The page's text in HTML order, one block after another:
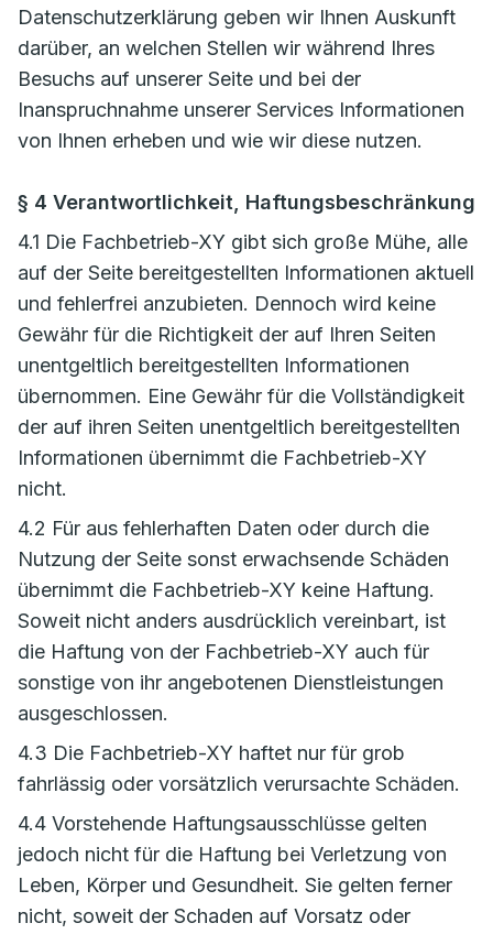
Datenschutzerklärung geben wir Ihnen Auskunft
darüber, an welchen Stellen wir während Ihres
Besuchs auf unserer Seite und bei der
Inanspruchnahme unserer Services Informationen
von Ihnen erheben und wie wir diese nutzen.
§ 4 Verantwortlichkeit, Haftungsbeschränkung
4.1 Die Fachbetrieb-XY gibt sich große Mühe, alle
auf der Seite bereitgestellten Informationen aktuell
und fehlerfrei anzubieten. Dennoch wird keine
Gewähr für die Richtigkeit der auf Ihren Seiten
unentgeltlich bereitgestellten Informationen
übernommen. Eine Gewähr für die Vollständigkeit
der auf ihren Seiten unentgeltlich bereitgestellten
Informationen übernimmt die Fachbetrieb-XY
nicht.
4.2 Für aus fehlerhaften Daten oder durch die
Nutzung der Seite sonst erwachsende Schäden
übernimmt die Fachbetrieb-XY keine Haftung.
Soweit nicht anders ausdrücklich vereinbart, ist
die Haftung von der Fachbetrieb-XY auch für
sonstige von ihr angebotenen Dienstleistungen
ausgeschlossen.
4.3 Die Fachbetrieb-XY haftet nur für grob
fahrlässig oder vorsätzlich verursachte Schäden.
4.4 Vorstehende Haftungsausschlüsse gelten
jedoch nicht für die Haftung bei Verletzung von
Leben, Körper und Gesundheit. Sie gelten ferner
nicht, soweit der Schaden auf Vorsatz oder